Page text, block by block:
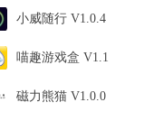
小威随行 V1.0.4
喵趣游戏盒 V1.1
磁力熊猫 V1.0.0